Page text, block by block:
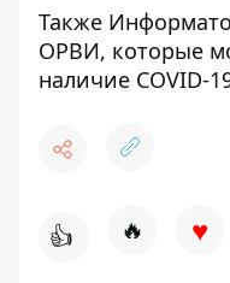
Также
ОРВИ, которые
наличие COVID-
👍 🔥 ♥